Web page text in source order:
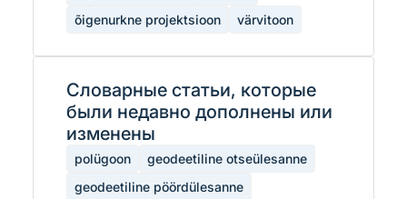
õigenurkne projektsioon
värvitoon
Словарные статьи, которые
были недавно дополнены или
изменены
polügoon
geodeetiline otseülesanne
geodeetiline pöördülesanne